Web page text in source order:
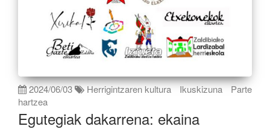
2024/06/03 Herrigintzaren kultura Ikuskizuna
Parte
hartzea
Egutegiak dakarrena: ekaina